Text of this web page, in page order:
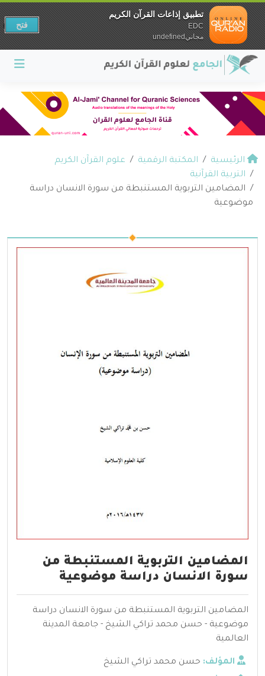
الرئيسية المكتبة الرقمية
علوم القرآن الكريم
التربية القرآنية
المضامين التربوية المستنبطة من سورة الانسان دراسة
موضوعية
المضامين التربوية المستنبطة من
سورة الانسان دراسة موضوعية
المضامين التربوية المستنبطة من سورة الانسان دراسة
موضوعية - حسن محمد تراكي الشيخ - جامعة المدينة
العالمية
المؤلف: حسن محمد تراكي الشيخ
تطبيق إذاعات القرآن الكريم
EDC
مجانيundefined
فتح